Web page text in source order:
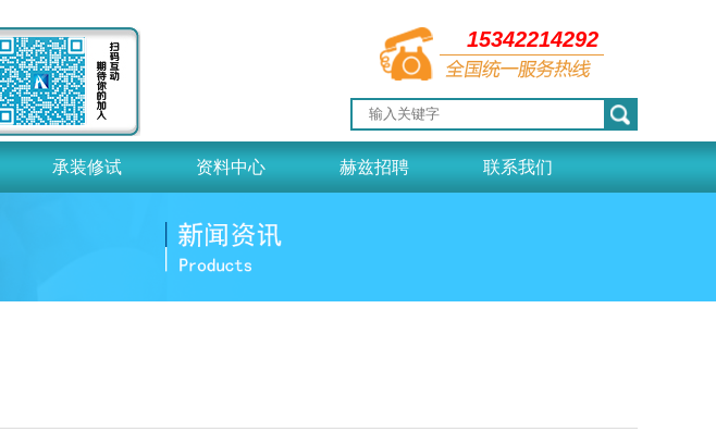
15342214292
承装修试 资料中心 赫兹招聘 联系我们